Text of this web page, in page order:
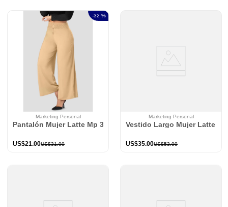
-32 %
Marketing Personal
Pantalón Mujer Latte Mp 3407
US$31.00
US$21.00
Marketing Personal
Vestido Largo Mujer Latte
US$53.00
US$35.00